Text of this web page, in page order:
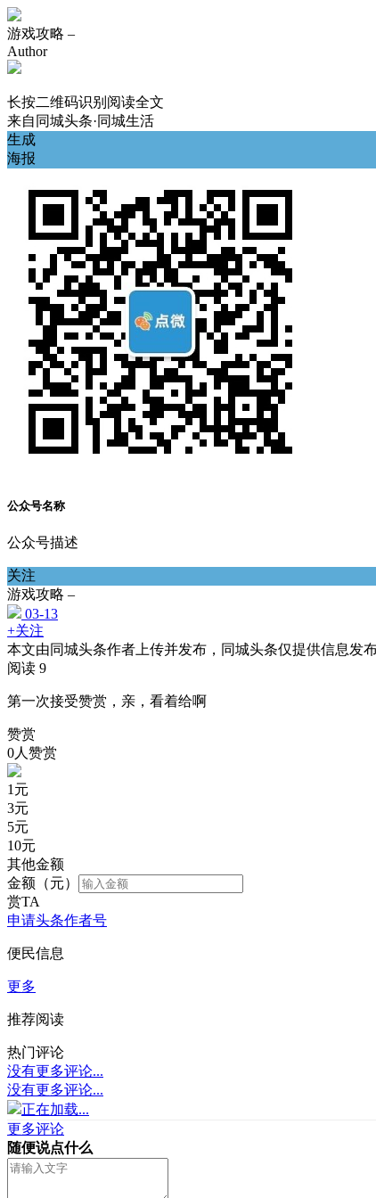
游戏攻略 –
Author
长按二维码识别阅读全文
来自 同城头条·同城生活
生成
海报
公众号名称
公众号描述
关注
游戏攻略 –
03-13
+关注
本文由同城头条作者上传并发布，同城头条仅提供信息发
阅读 9
第一次接受赞赏，亲，看着给啊
赞赏
0人赞赏
1 元
3元
5元
10元
其他金额
金额（元）
赏TA
申请头条作者号
便民信息
更多
推荐阅读
热门评论
没有更多评论...
没有更多评论...
正在加载...
更多评论
随便说点什么